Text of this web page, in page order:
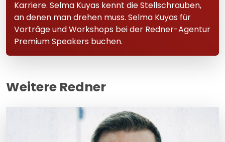
Karriere. Selma Kuyas kennt die Stellschrauben,
an denen man drehen muss. Selma Kuyas für
Vorträge und Workshops bei der Redner-Agentur
Premium Speakers buchen.
Weitere Redner